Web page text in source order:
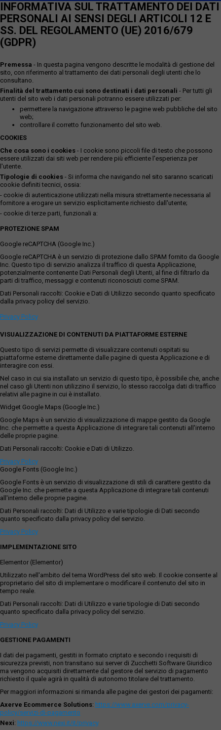
INFORMATIVA SUL TRATTAMENTO DEI DATI
PERSONALI AI SENSI DEGLI ARTICOLI 12 E
SS. DEL REGOLAMENTO (UE) 2016/679
(GDPR)
Premessa - In questa pagina vengono descritte le modalità di gestione del
sito, con riferimento al trattamento dei dati personali degli utenti che lo
consultano.
Finalità del trattamento cui sono destinati i dati personali - Per tutti gli
utenti del sito web i dati personali potranno essere utilizzati per:
permettere la navigazione attraverso le pagine web pubbliche del sito
web;
controllare il corretto funzionamento del sito web.
COOKIES
Che cosa sono i cookies - I cookie sono piccoli file di testo che possono
essere utilizzati dai siti web per rendere più efficiente l'esperienza per
l'utente.
Tipologie di cookies - Si informa che navigando nel sito saranno scaricati
cookie definiti tecnici, ossia:
- cookie di autenticazione utilizzati nella misura strettamente necessaria al
fornitore a erogare un servizio esplicitamente richiesto dall'utente;
- cookie di terze parti, funzionali a:
PROTEZIONE SPAM
Google reCAPTCHA (Google Inc.)
Google reCAPTCHA è un servizio di protezione dallo SPAM fornito da Google
Inc. Questo tipo di servizio analizza il traffico di questa Applicazione,
potenzialmente contenente Dati Personali degli Utenti, al fine di filtrarlo da
parti di traffico, messaggi e contenuti riconosciuti come SPAM.
Dati Personali raccolti: Cookie e Dati di Utilizzo secondo quanto specificato
dalla privacy policy del servizio.
Privacy Policy
VISUALIZZAZIONE DI CONTENUTI DA PIATTAFORME ESTERNE
Questo tipo di servizi permette di visualizzare contenuti ospitati su
piattaforme esterne direttamente dalle pagine di questa Applicazione e di
interagire con essi.
Nel caso in cui sia installato un servizio di questo tipo, è possibile che, anche
nel caso gli Utenti non utilizzino il servizio, lo stesso raccolga dati di traffico
relativi alle pagine in cui è installato.
Widget Google Maps (Google Inc.)
Google Maps è un servizio di visualizzazione di mappe gestito da Google
Inc. che permette a questa Applicazione di integrare tali contenuti all'interno
delle proprie pagine.
Dati Personali raccolti: Cookie e Dati di Utilizzo.
Privacy Policy
Google Fonts (Google Inc.)
Google Fonts è un servizio di visualizzazione di stili di carattere gestito da
Google Inc. che permette a questa Applicazione di integrare tali contenuti
all'interno delle proprie pagine.
Dati Personali raccolti: Dati di Utilizzo e varie tipologie di Dati secondo
quanto specificato dalla privacy policy del servizio.
Privacy Policy
IMPLEMENTAZIONE SITO
Elementor (Elementor)
Utilizzato nell'ambito del tema WordPress del sito web. Il cookie consente al
proprietario del sito di implementare o modificare il contenuto del sito in
tempo reale.
Dati Personali raccolti: Dati di Utilizzo e varie tipologie di Dati secondo
quanto specificato dalla privacy policy del servizio.
Privacy Policy
GESTIONE PAGAMENTI
I dati dei pagamenti, gestiti in formato criptato e secondo i requisiti di
sicurezza previsti, non transitano sui server di Zucchetti Software Giuridico
ma vengono acquisiti direttamente dal gestore del servizio di pagamento
richiesto il quale agirà in qualità di autonomo titolare del trattamento.
Per maggiori informazioni si rimanda alle pagine dei gestori dei pagamenti:
Axerve Ecommerce Solutions: https://www.axerve.com/privacy-
policy/servizi-di-pagamento
Nexi: https://www.nexi.it/it/privacy